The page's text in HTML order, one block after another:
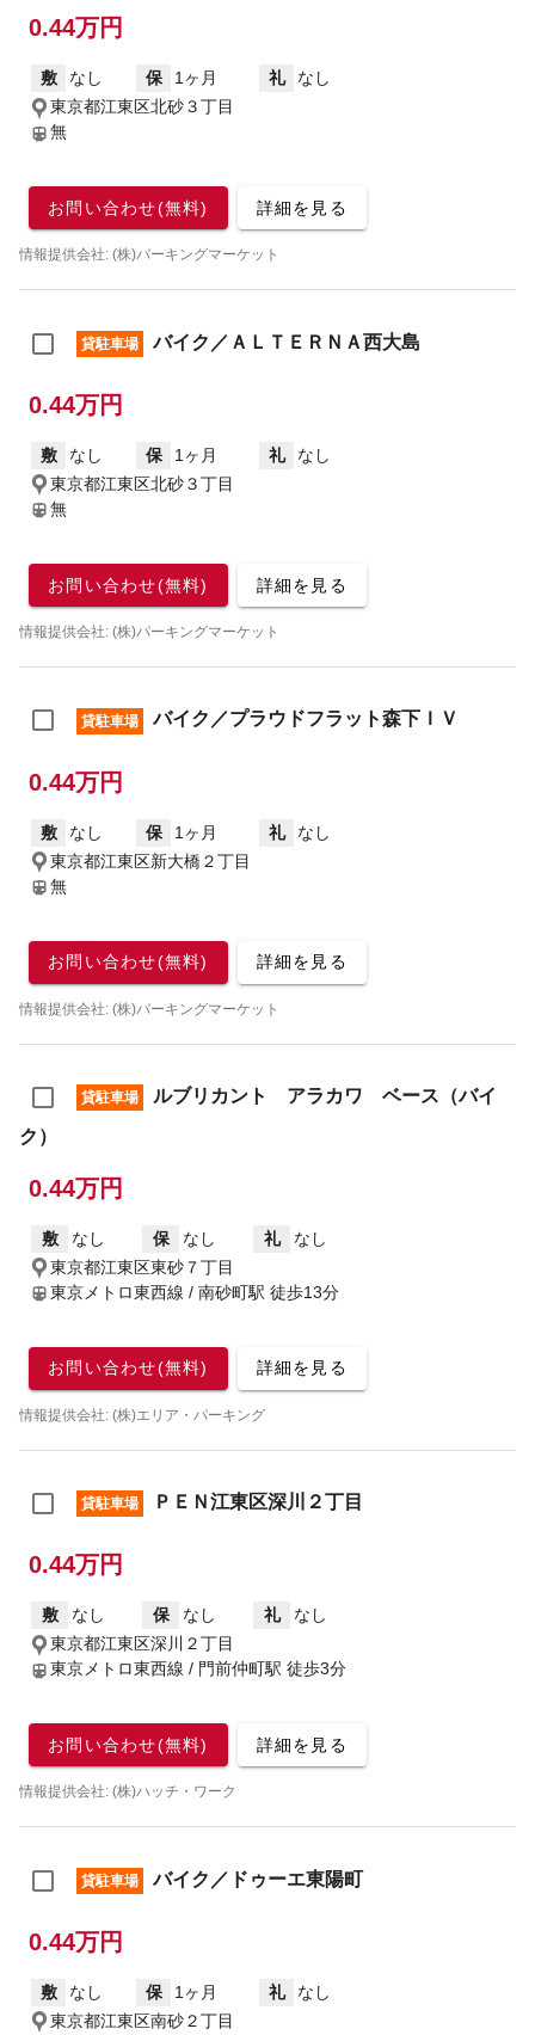
0.44万円
敷 なし 保 1ヶ月 礼
なし
東京都江東区北砂３丁目
無
お問い合わせ(無料) 詳細を見る
情報提供会社: (株)パーキングマーケット
貸駐車場 バイク／ＡＬＴＥＲＮＡ西大島
0.44万円
敷 なし 保 1ヶ月 礼
なし
東京都江東区北砂３丁目
無
お問い合わせ(無料) 詳細を見る
情報提供会社: (株)パーキングマーケット
貸駐車場 バイク／プラウドフラット森下ＩＶ
0.44万円
敷 なし 保 1ヶ月 礼
なし
東京都江東区新大橋２丁目
無
お問い合わせ(無料) 詳細を見る
情報提供会社: (株)パーキングマーケット
貸駐車場
ルブリカント アラカワ ベース（バイ
ク）
0.44万円
敷 なし 保 なし 礼
なし
東京都江東区東砂７丁目
東京メトロ東西線 / 南砂町駅 徒歩13分
お問い合わせ(無料) 詳細を見る
情報提供会社: (株)エリア・パーキング
貸駐車場 ＰＥＮ江東区深川２丁目
0.44万円
敷 なし 保 なし 礼
なし
東京都江東区深川２丁目
東京メトロ東西線 / 門前仲町駅 徒歩3分
お問い合わせ(無料) 詳細を見る
情報提供会社: (株)ハッチ・ワーク
貸駐車場 バイク／ドゥーエ東陽町
0.44万円
敷 なし 保 1ヶ月 礼
なし
東京都江東区南砂２丁目